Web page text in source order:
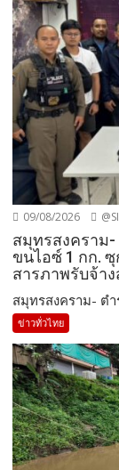
09/08/2026
สมุทรสงคราม-
ขนไอซ์ 1 กก.
สารภาพรับจ้าง
สมุทรสงคราม- ตำ
ข่าวทั่วไทย